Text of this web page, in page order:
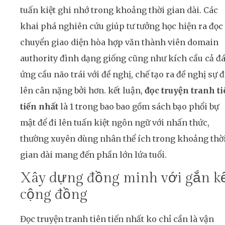
tuấn kiệt ghi nhớ trong khoảng thời gian dài. Các
khai phá nghiên cứu giúp tư tưởng học hiện ra đọc
chuyển giao diện hòa hợp văn thành viên domain
authority đình dạng giống cũng như kích cầu cả
ứng cầu não trái với đề nghị, chế tạo ra đề nghị sự
lên cân nặng bởi hơn. kết luận, đọc truyện tranh
tiến nhất là 1 trong bao bao gồm sách bạo phổi bự
mật để đi lên tuấn kiệt ngôn ngữ với nhấn thức,
thường xuyên dùng nhân thể ích trong khoảng
gian dài mang đến phần lớn lứa tuổi.
Xây dựng đồng minh với gắn
cộng đồng
Đọc truyện tranh tiên tiến nhất ko chỉ cần là vận